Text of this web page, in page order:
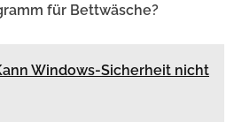
für Bettwäsche?
Windows-Sicherheit nicht